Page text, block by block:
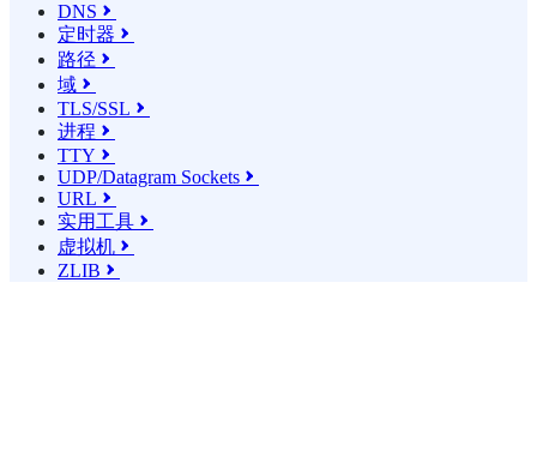
DNS 
定时器 
路径 
域 
TLS/SSL 
进程 
TTY 
UDP/Datagram Sockets 
URL 
实用工具 
虚拟机 
ZLIB 